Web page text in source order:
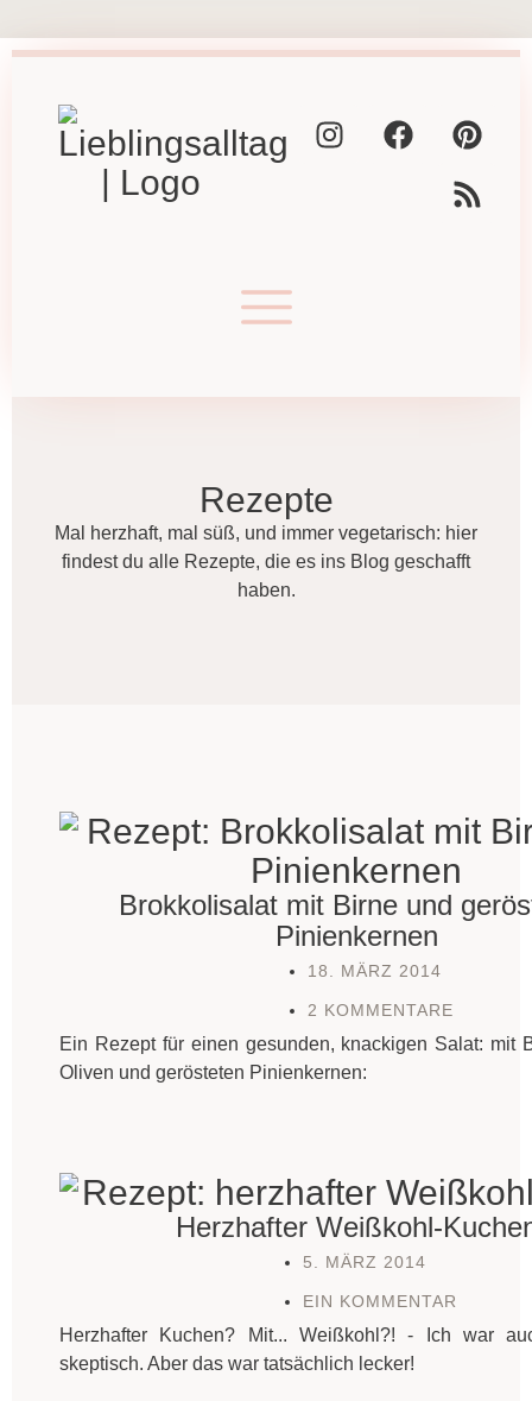
Rezepte
Mal herzhaft, mal süß, und immer vegetarisch: hier
findest du alle Rezepte, die es ins Blog geschafft
haben.
Brokkolisalat mit Birne und
Pinienkernen
18. MÄRZ 2014
2 KOMMENTARE
Ein Rezept für einen gesunden, knackigen Salat: mit
Oliven und gerösteten Pinienkernen:
Herzhafter Weißkohl-
5. MÄRZ 2014
EIN KOMMENTAR
Herzhafter Kuchen? Mit... Weißkohl?! - Ich war
skeptisch. Aber das war tatsächlich lecker!